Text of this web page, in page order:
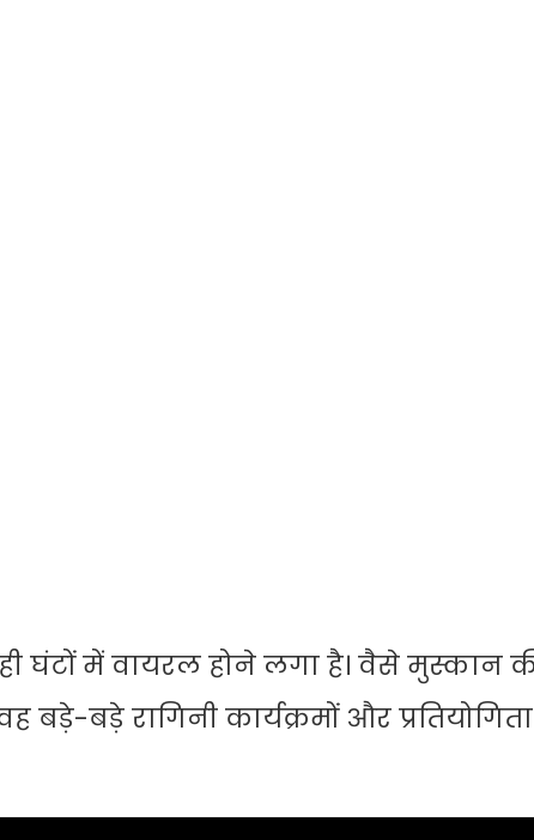
घंटों में वायरल होने लगा है। वैसे मुस्कान
बड़े रागिनी कार्यक्रमों और